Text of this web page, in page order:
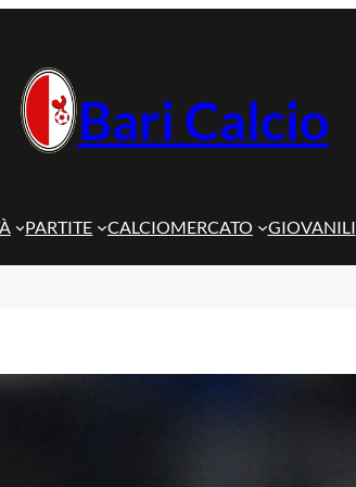
Bari Calcio
PARTITE CALCIOMERCATO GIOVANILI